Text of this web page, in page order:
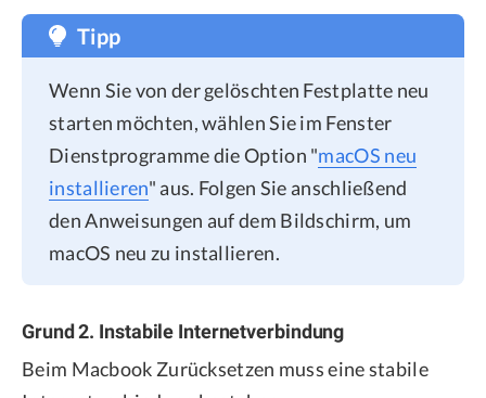
Tipp
Wenn Sie von der gelöschten Festplatte neu
starten möchten, wählen Sie im Fenster
Dienstprogramme die Option "macOS neu
installieren" aus. Folgen Sie anschließend
den Anweisungen auf dem Bildschirm, um
macOS neu zu installieren.
Grund 2. Instabile Internetverbindung
Beim Macbook Zurücksetzen muss eine stabile